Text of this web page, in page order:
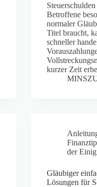
Betroffene
normaler
Titel braucht,
schneller
kurzer Zeit
der
Gläubiger
Lösungen für